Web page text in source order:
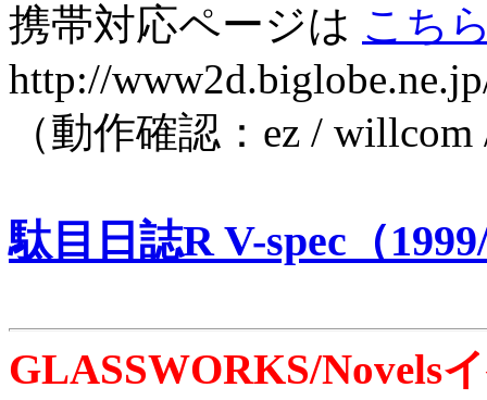
携帯対応ページは こち
http://
（動作確認：ez /
駄目日誌R V-spec（
GLASSWORKS/Novels